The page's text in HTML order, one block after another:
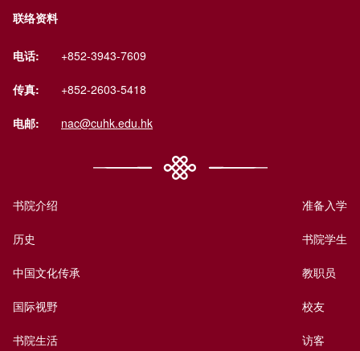
联络资料
电话: +852-3943-7609
传真: +852-2603-5418
电邮: nac@cuhk.edu.hk
书院介绍
历史
中国文化传承
国际视野
书院生活
准备入学
书院学生
教职员
校友
访客